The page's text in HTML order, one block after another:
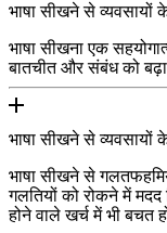
भाषा सीखने से व्यवसायों
भाषा सीखना एक
बातचीत और संबंध को
भाषा सीखने से व्यवसायों
भाषा सीखने से
गलतियों को रोकने में
होने वाले खर्च में भी बचत